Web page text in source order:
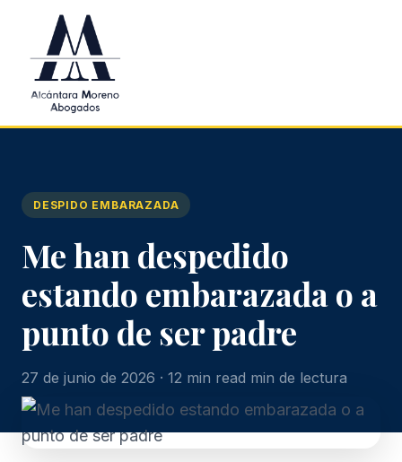
Saltar al contenido principal
DESPIDO EMBARAZADA
Me han despedido
estando embarazada o a
punto de ser padre
27 de junio de 2026 · 12 min read min de lectura